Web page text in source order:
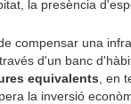
la presència
compensar una
d'un banc
equivalents , en
la inversió